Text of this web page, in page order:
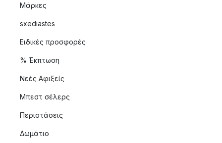
Μάρκες
sxediastes
Ειδικές προσφορές
% Έκπτωση
Νεές Αφιξείς
Μπεστ σέλερς
Περιστάσεις
Δωμάτιο